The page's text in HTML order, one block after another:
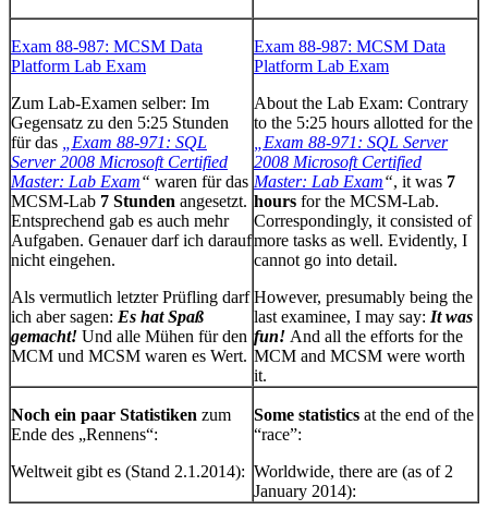
Exam 88-987: MCSM Data
Platform Lab Exam
Zum Lab-Examen selber: Im
Gegensatz zu den 5:25 Stunden
für das
„Exam 88-971: SQL
Server 2008 Microsoft Certified
Master: Lab Exam“ waren für das
MCSM-Lab 7 Stunden angesetzt.
Entsprechend gab es auch mehr
Aufgaben. Genauer darf ich darauf
nicht eingehen.
Als vermutlich letzter Prüfling darf
ich aber sagen: Es hat Spaß
gemacht! Und alle Mühen für den
MCM und MCSM waren es Wert.
Exam 88-987: MCSM Data
Platform Lab Exam
About the Lab Exam: Contrary
to the 5:25 hours allotted for the
„Exam 88-971: SQL Server
2008 Microsoft Certified
Master: Lab Exam“, it was 7
hours for the MCSM-Lab.
Correspondingly, it consisted of
more tasks as well. Evidently, I
cannot go into detail.
However, presumably being the
last examinee, I may say: It was
fun! And all the efforts for the
MCM and MCSM were worth
it.
Noch ein paar Statistiken zum
Ende des „Rennens“:
Weltweit gibt es (Stand 2.1.2014):
Some statistics at the end of the
“race”:
Worldwide, there are (as of 2
January 2014):